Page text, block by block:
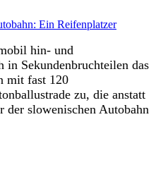
hin- und
in Sekundenbruchteilen das
mit fast 120
zu, die anstatt
slowenischen Autobahn